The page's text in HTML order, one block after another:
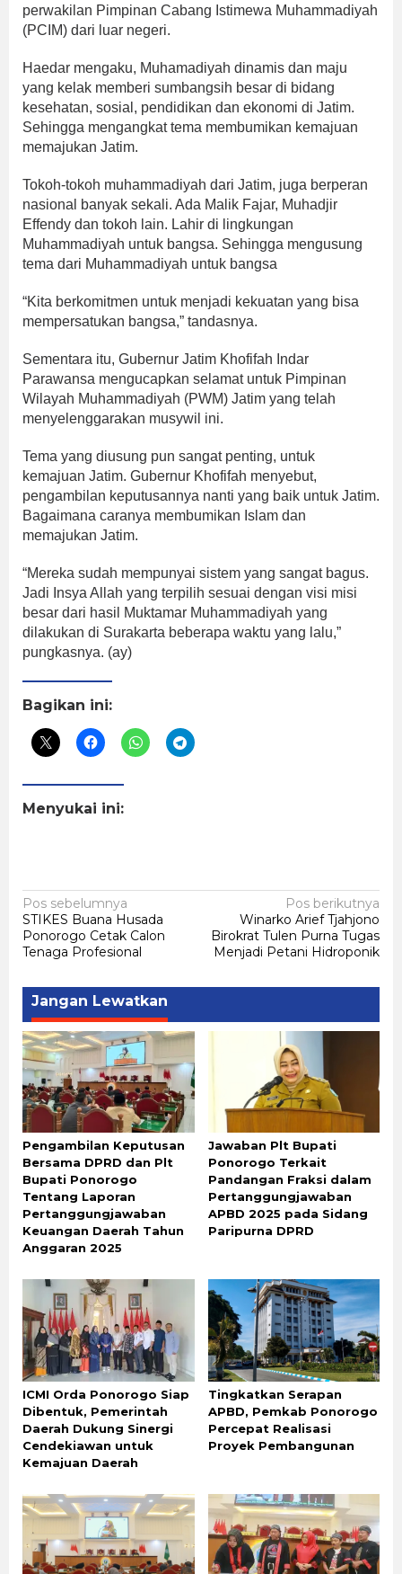
perwakilan Pimpinan Cabang Istimewa Muhammadiyah
(PCIM) dari luar negeri.
Haedar mengaku, Muhamadiyah dinamis dan maju
yang kelak memberi sumbangsih besar di bidang
kesehatan, sosial, pendidikan dan ekonomi di Jatim.
Sehingga mengangkat tema membumikan kemajuan
memajukan Jatim.
Tokoh-tokoh muhammadiyah dari Jatim, juga berperan
nasional banyak sekali. Ada Malik Fajar, Muhadjir
Effendy dan tokoh lain. Lahir di lingkungan
Muhammadiyah untuk bangsa. Sehingga mengusung
tema dari Muhammadiyah untuk bangsa
“Kita berkomitmen untuk menjadi kekuatan yang bisa
mempersatukan bangsa,” tandasnya.
Sementara itu, Gubernur Jatim Khofifah Indar
Parawansa mengucapkan selamat untuk Pimpinan
Wilayah Muhammadiyah (PWM) Jatim yang telah
menyelenggarakan musywil ini.
Tema yang diusung pun sangat penting, untuk
kemajuan Jatim. Gubernur Khofifah menyebut,
pengambilan keputusannya nanti yang baik untuk Jatim.
Bagaimana caranya membumikan Islam dan
memajukan Jatim.
“Mereka sudah mempunyai sistem yang sangat bagus.
Jadi Insya Allah yang terpilih sesuai dengan visi misi
besar dari hasil Muktamar Muhammadiyah yang
dilakukan di Surakarta beberapa waktu yang lalu,”
pungkasnya. (ay)
Bagikan ini:
Menyukai ini:
Navigasi
pos
Pos sebelumnya
STIKES Buana Husada
Ponorogo Cetak Calon
Tenaga Profesional
Pos berikutnya
Winarko Arief Tjahjono
Birokrat Tulen Purna Tugas
Menjadi Petani Hidroponik
Jangan Lewatkan
Pengambilan Keputusan
Bersama DPRD dan Plt
Bupati Ponorogo
Tentang Laporan
Pertanggungjawaban
Keuangan Daerah Tahun
Anggaran 2025
Jawaban Plt Bupati
Ponorogo Terkait
Pandangan Fraksi dalam
Pertanggungjawaban
APBD 2025 pada Sidang
Paripurna DPRD
ICMI Orda Ponorogo Siap
Dibentuk, Pemerintah
Daerah Dukung Sinergi
Cendekiawan untuk
Kemajuan Daerah
Tingkatkan Serapan
APBD, Pemkab Ponorogo
Percepat Realisasi
Proyek Pembangunan